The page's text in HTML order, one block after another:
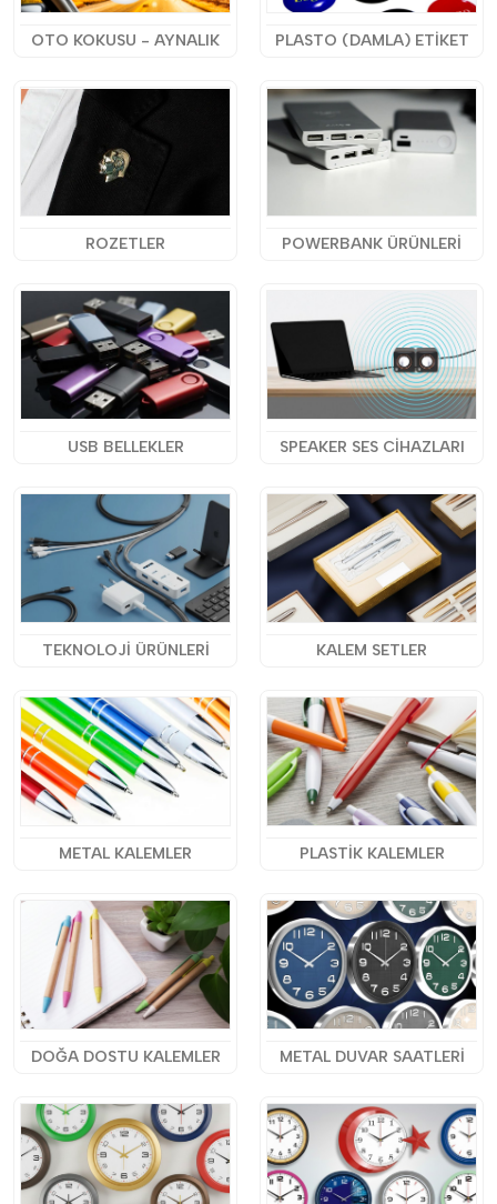
OTO KOKUSU - AYNALIK PLASTO (DAMLA) ETİKET
ROZETLER POWERBANK ÜRÜNLERİ
USB BELLEKLER SPEAKER SES CİHAZLARI
TEKNOLOJİ ÜRÜNLERİ KALEM SETLER
METAL KALEMLER PLASTİK KALEMLER
DOĞA DOSTU KALEMLER METAL DUVAR SAATLERİ